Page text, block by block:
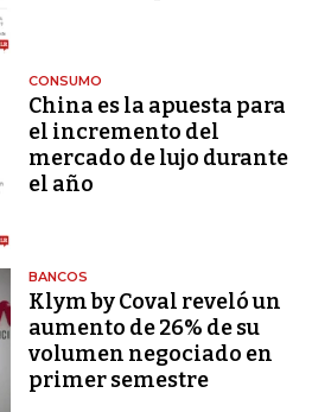
CONSUMO
China es la apuesta para
el incremento del
mercado de lujo durante
el año
BANCOS
Klym by Coval reveló un
aumento de 26% de su
volumen negociado en
primer semestre